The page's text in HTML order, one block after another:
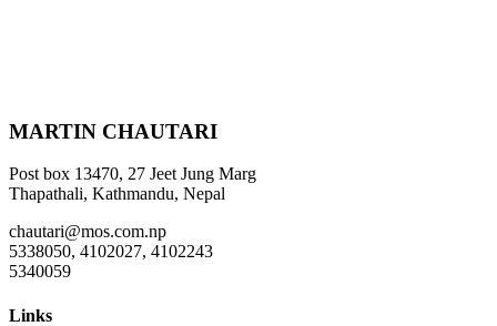
MARTIN CHAUTARI
Post box 13470, 27 Jeet Jung Marg
Thapathali, Kathmandu, Nepal
chautari@mos.com.np
5338050, 4102027, 4102243
5340059
Links